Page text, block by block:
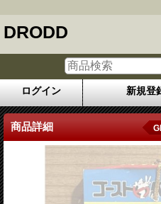
DRODD
ログイン 新規登
商品詳細